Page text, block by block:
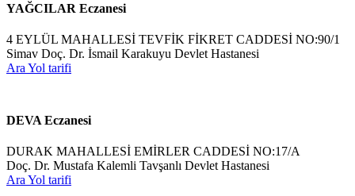
YAĞCILAR Eczanesi
4 EYLÜL MAHALLESİ TEVFİK FİKRET CADDESİ NO:90/1
Simav Doç. Dr. İsmail Karakuyu Devlet Hastanesi
Ara Yol tarifi
DEVA Eczanesi
DURAK MAHALLESİ EMİRLER CADDESİ NO:17/A
Doç. Dr. Mustafa Kalemli Tavşanlı Devlet Hastanesi
Ara Yol tarifi